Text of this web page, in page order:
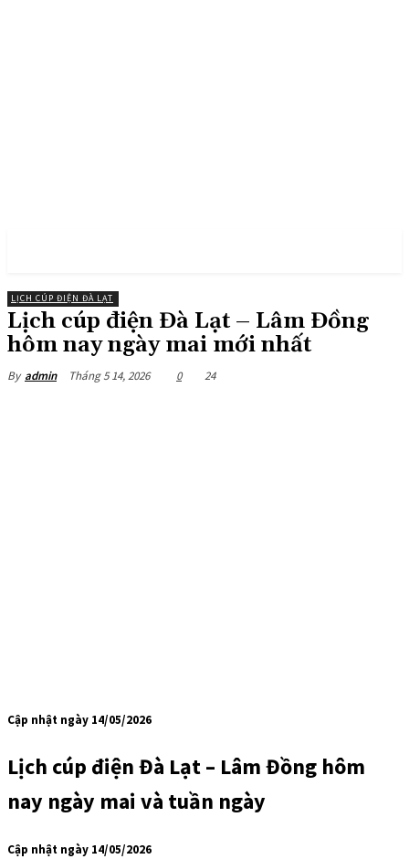
LỊCH CÚP ĐIỆN ĐÀ LẠT
Lịch cúp điện Đà Lạt – Lâm Đồng
hôm nay ngày mai mới nhất
By admin Tháng 5 14, 2026 0 24
Cập nhật ngày 14/05/2026
Lịch cúp điện Đà Lạt – Lâm Đồng hôm
nay ngày mai và tuần ngày
Cập nhật ngày 14/05/2026